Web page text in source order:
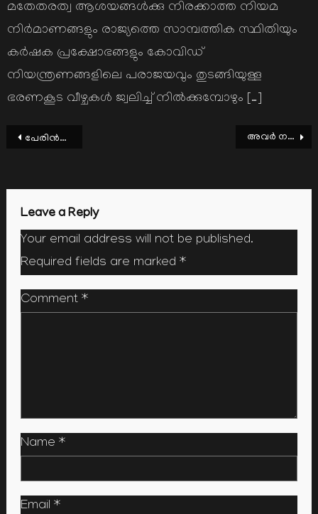
മതേതരത്വ ആശയങ്ങള്‍ക്കു നിരക്കാത്ത നിയമ
നിര്‍മാണങ്ങളും രാജ്യത്തെ സാമ്പത്തിക സ്ഥിതിയും
കര്‍ഷക പ്രക്ഷോഭങ്ങളും കോവിഡ്
നിയന്ത്രണങ്ങളിലെ പരാജയവും തുടങ്ങിയുള്ള
ഭരണകൂട വീഴ്ചകള്‍ ജ്വലിച്ച് നില്‍ക്കുമ്പോഴും […]
Post
പേരിന്‍റെ പൊരുള്‍ അവര്‍ നമ്മുടെ സമ്പത്താണ്
Leave a Reply
Your email address will not be published.
Required fields are marked *
Comment *
Name *
Email *